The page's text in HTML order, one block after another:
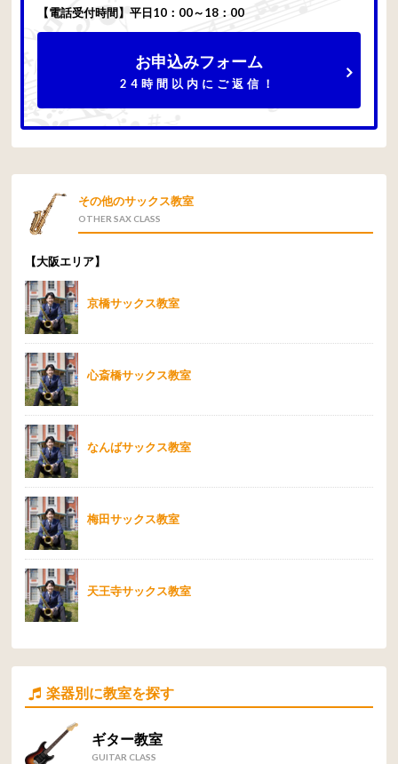
【電話受付時間】平日10：00～18：00
お申込みフォーム
24時間以内にご返信！
その他のサックス教室
OTHER SAX CLASS
【大阪エリア】
京橋サックス教室
心斎橋サックス教室
なんばサックス教室
梅田サックス教室
天王寺サックス教室
楽器別に教室を探す
ギター教室
GUITAR CLASS